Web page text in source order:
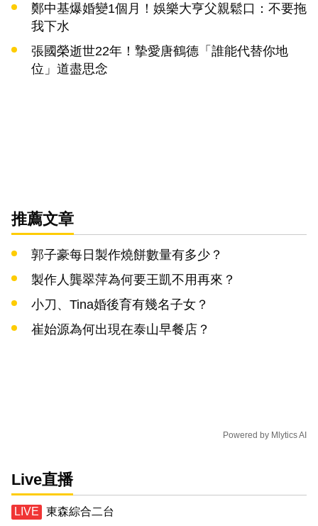
鄭中基爆婚變1個月！娛樂大亨父親鬆口：不要拖
我下水
張國榮逝世22年！摯愛唐鶴德「誰能代替你地
位」道盡思念
推薦文章
郭子豪每日製作燒餅數量有多少？
製作人龔翠萍為何要王凱不用再來？
小刀、Tina婚後育有幾名子女？
崔始源為何出現在泰山早餐店？
Powered by Mlytics AI
Live直播
東森綜合二台